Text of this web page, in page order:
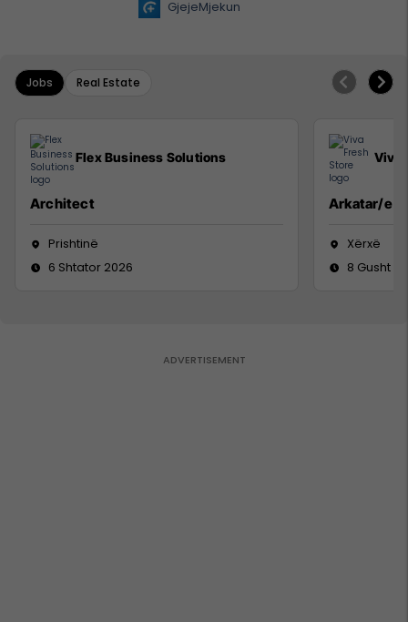
GjejeMjekun
Jobs Real Estate
Flex Business Solutions
Architect
Prishtinë
6 Shtator 2026
Viva
Arkatar/e
Xërxë
8 Gusht